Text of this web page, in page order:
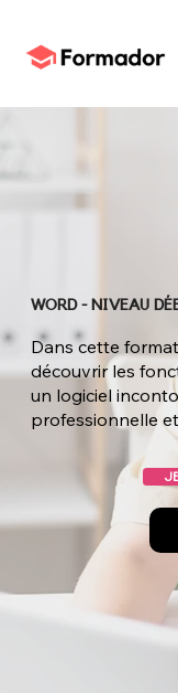
WORD - NIVEAU
Dans cette
découvrir les
un logiciel
professionnelle